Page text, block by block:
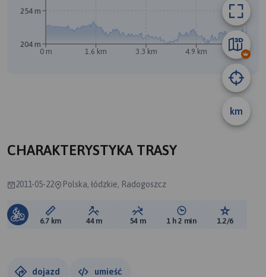
km
0 m 1.6 km 3.3 km 4.9 km 6.6 km
204 m
254 m
CHARAKTERYSTYKA TRASY
2011-05-22 Polska, łódzkie, Radogoszcz
Długość trasy:
6.7 km Suma przewyższeń:
44 m Suma spadków:
54 m Średni czas potrzebny
1 h 2 min Ocena
1.2/6
dojazd umieść